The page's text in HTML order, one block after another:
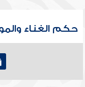
حكم الغناء